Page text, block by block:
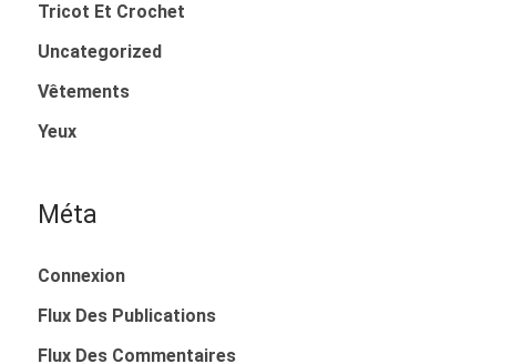
Tricot Et Crochet
Uncategorized
Vêtements
Yeux
Méta
Connexion
Flux Des Publications
Flux Des Commentaires